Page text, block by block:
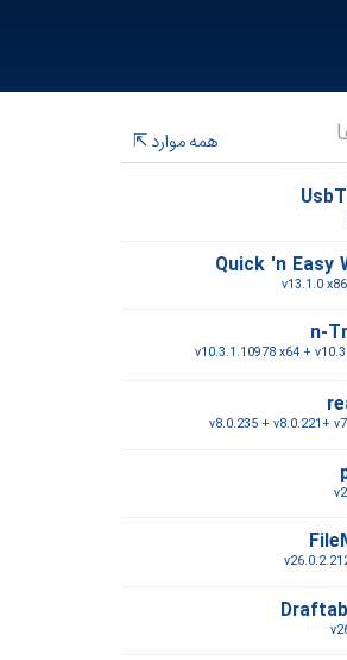
همه موارد
Quick 'n Easy
v13.1.0
n-
v10.3.1.10978 x64 +
v8.0.235 + v8.0.221+